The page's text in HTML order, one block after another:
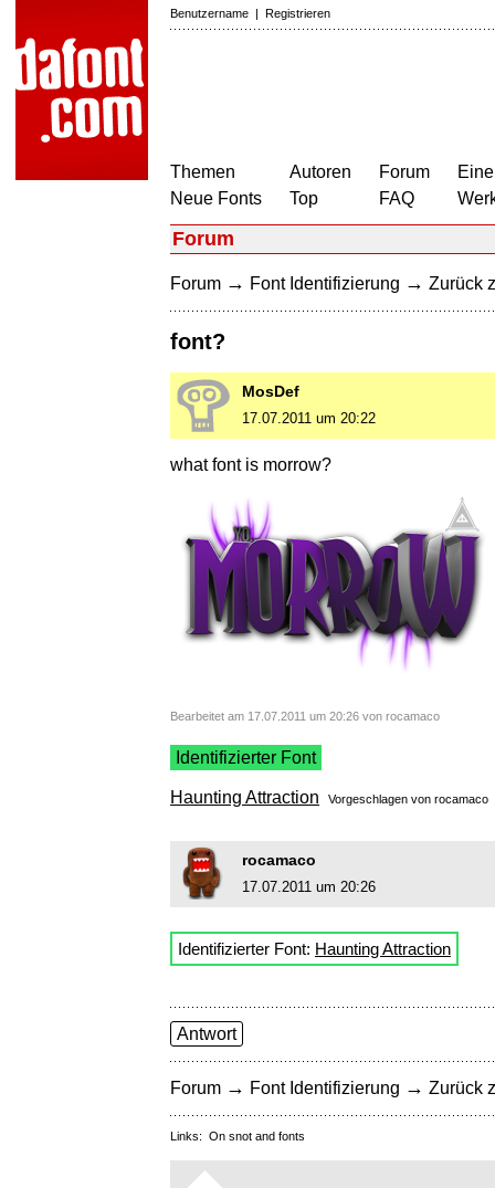
Benutzername | Registrieren
Themen
Neue Fonts
Autoren
Top
Forum
FAQ
Forum
Forum → Font Identifizierung → Zurück
font?
MosDef
17.07.2011 um 20:22
what font is morrow?
Bearbeitet am 17.07.2011 um 20:26 von rocamaco
Identifizierter Font
Haunting Attraction Vorgeschlagen von rocamaco
rocamaco
17.07.2011 um 20:26
Identifizierter Font: Haunting Attraction
Antwort
Forum → Font Identifizierung → Zurück
Links: On snot and fonts